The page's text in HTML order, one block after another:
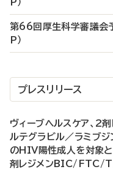
P）
第66回厚生科学審議会
P）
プレスリリース
ヴィーブヘルスケア、2
ルテグラビル／ラミブ
のHIV陽性成人を対象
剤レジメンBIC/FTC/